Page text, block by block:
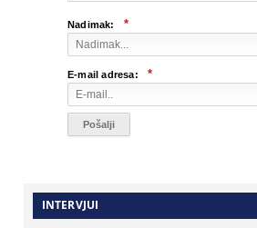
Nadimak: *
E-mail adresa: *
INTERVJUI